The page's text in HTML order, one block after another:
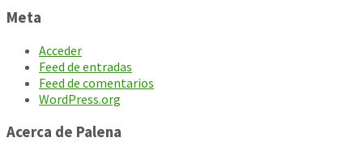
Meta
Acceder
Feed de entradas
Feed de comentarios
WordPress.org
Acerca de Palena